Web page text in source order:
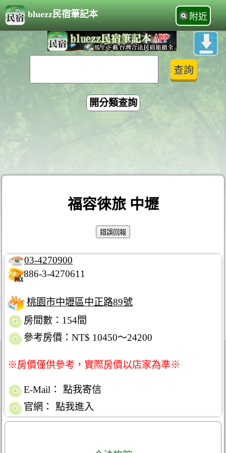
bluezz民宿筆記本 附近
開分類查詢
福容徠旅 中壢
03-4270900
886-3-4270611
桃園市中壢區中正路89號
房間數：154間
參考房價：NT$ 10450～24200
※房價僅供參考，實際房價以店家為準※
E-Mail：
點我寄信
官網：
點我進入